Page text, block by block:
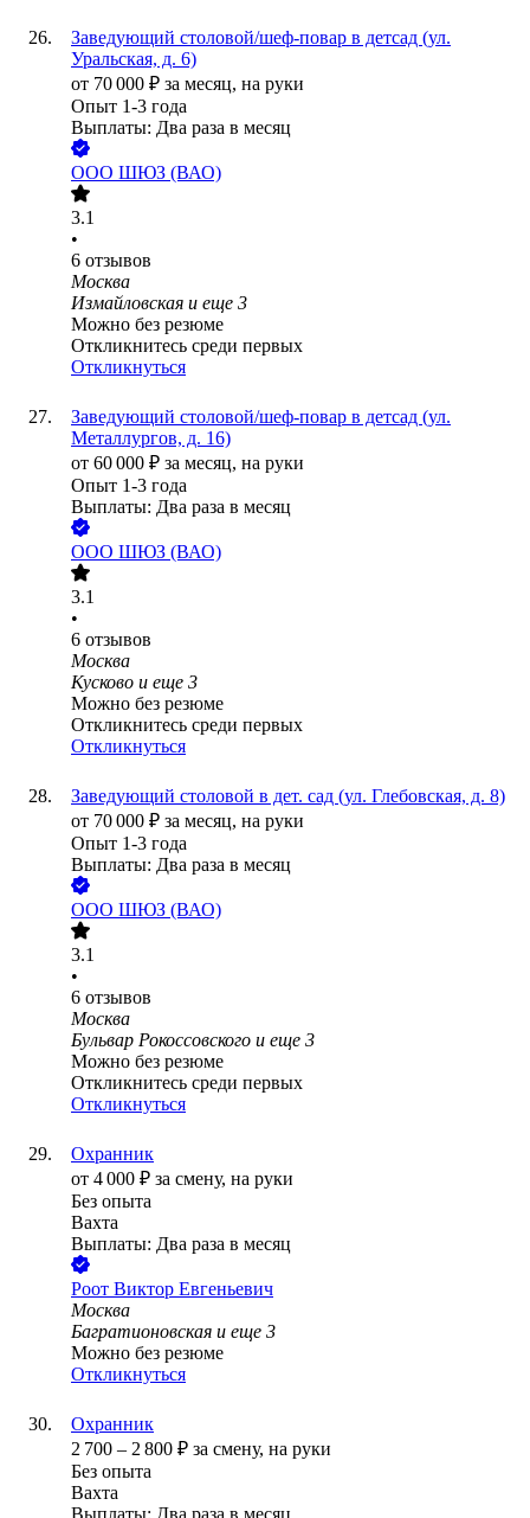
Заведующий столовой/шеф-повар в детсад (ул.
Уральская, д. 6)
от 70 000 ₽ за месяц, на руки
Опыт 1-3 года
Выплаты: Два раза в месяц
ООО ШЮЗ (ВАО)
3.1
•
6 отзывов
Москва
Измайловская и еще 3
Можно без резюме
Откликнитесь среди первых
Откликнуться
Заведующий столовой/шеф-повар в детсад (ул.
Металлургов, д. 16)
от 60 000 ₽ за месяц, на руки
Опыт 1-3 года
Выплаты: Два раза в месяц
ООО ШЮЗ (ВАО)
3.1
•
6 отзывов
Москва
Кусково и еще 3
Можно без резюме
Откликнитесь среди первых
Откликнуться
Заведующий столовой в дет. сад (ул. Глебовская, д. 8)
от 70 000 ₽ за месяц, на руки
Опыт 1-3 года
Выплаты: Два раза в месяц
ООО ШЮЗ (ВАО)
3.1
•
6 отзывов
Москва
Бульвар Рокоссовского и еще 3
Можно без резюме
Откликнитесь среди первых
Откликнуться
Охранник
от 4 000 ₽ за смену, на руки
Без опыта
Вахта
Выплаты: Два раза в месяц
Роот Виктор Евгеньевич
Москва
Багратионовская и еще 3
Можно без резюме
Откликнуться
Охранник
2 700 – 2 800 ₽ за смену, на руки
Без опыта
Вахта